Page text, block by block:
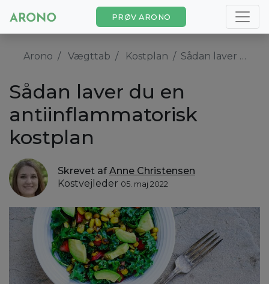
PRØV ARONO
Arono Vægttab Kostplan Sådan laver du en antiinflammatorisk kostplan
Sådan laver du en
antiinflammatorisk
kostplan
Skrevet afAnne Christensen
Kostvejleder 05. maj 2022